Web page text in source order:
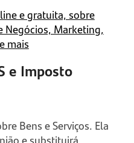
e gratuita, sobre
Negócios, Marketing,
mais
e Imposto
Bens e Serviços. Ela
e substituirá